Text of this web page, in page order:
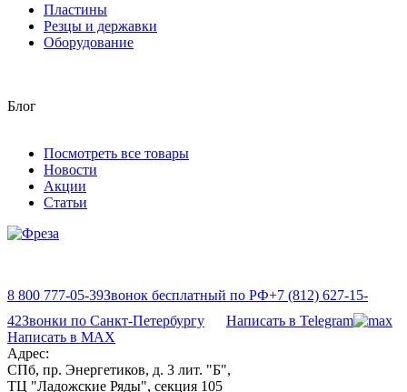
Пластины
Резцы и державки
Оборудование
Блог
Посмотреть все товары
Новости
Акции
Статьи
8 800 777-05-39Звонок бесплатный по РФ+7 (812) 627-15-
42Звонки по Санкт-Петербургу
Написать в Telegram
Написать в MAX
Адрес:
СПб, пр. Энергетиков, д. 3 лит. "Б",
ТЦ "Ладожские Ряды", секция 105